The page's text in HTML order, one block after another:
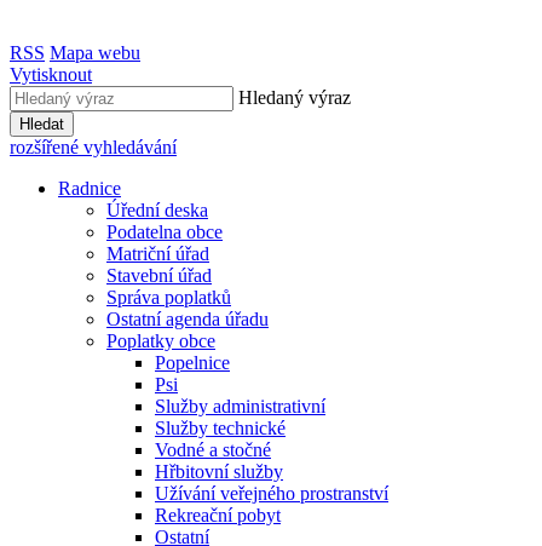
RSS Mapa webu
Vytisknout
Hledaný výraz
Hledat
rozšířené vyhledávání
Radnice
Úřední deska
Podatelna obce
Matriční úřad
Stavební úřad
Správa poplatků
Ostatní agenda úřadu
Poplatky obce
Popelnice
Psi
Služby administrativní
Služby technické
Vodné a stočné
Hřbitovní služby
Užívání veřejného prostranství
Rekreační pobyt
Ostatní